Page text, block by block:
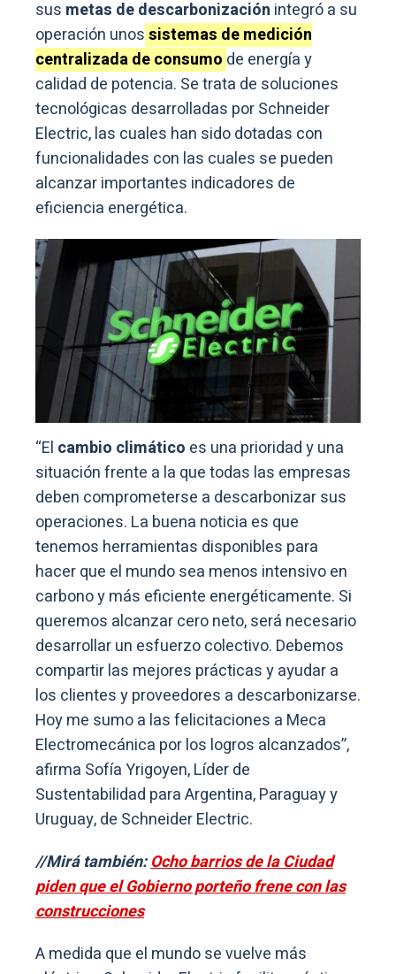
sus metas de descarbonización integró a su
operación unossistemas de medición
centralizada de consumo de energía y
calidad de potencia. Se trata de soluciones
tecnológicas desarrolladas por Schneider
Electric, las cuales han sido dotadas con
funcionalidades con las cuales se pueden
alcanzar importantes indicadores de
eficiencia energética.
“El cambio climático es una prioridad y una
situación frente a la que todas las empresas
deben comprometerse a descarbonizar sus
operaciones. La buena noticia es que
tenemos herramientas disponibles para
hacer que el mundo sea menos intensivo en
carbono y más eficiente energéticamente. Si
queremos alcanzar cero neto, será necesario
desarrollar un esfuerzo colectivo. Debemos
compartir las mejores prácticas y ayudar a
los clientes y proveedores a descarbonizarse.
Hoy me sumo a las felicitaciones a Meca
Electromecánica por los logros alcanzados”,
afirma Sofía Yrigoyen, Líder de
Sustentabilidad para Argentina, Paraguay y
Uruguay, de Schneider Electric.
//Mirá también:Ocho barrios de la Ciudad
piden que el Gobierno porteño frene con las
construcciones
A medida que el mundo se vuelve más